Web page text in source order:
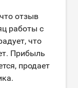
отзыв
работы с
что
Прибыль
продает